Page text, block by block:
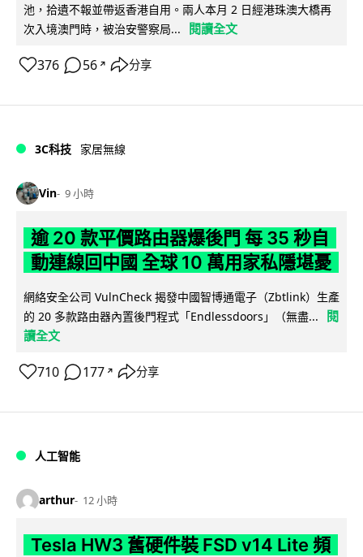
池，拾遺不報並帶返香港自用。兩人本月 2 日經港珠澳大橋再
次入境澳門時，被治安警察局...
閱讀全文
376 56 ↗ 分享
3C科技 家居無線
Vin 9 小時
逾 20 款平價路由器爆後門 每 35 秒自
動連線回中國 全球 10 萬用家私隱堪憂
網絡安全公司 VulnCheck 揭發中國智博通電子（Zbtlink）生產
的 20 多款路由器內置後門程式「Endlessdoors」（無盡...
閱
讀全文
710 177 ↗ 分享
人工智能
arthur 12 小時
Tesla HW3 舊硬件裝 FSD v14 Lite 頻